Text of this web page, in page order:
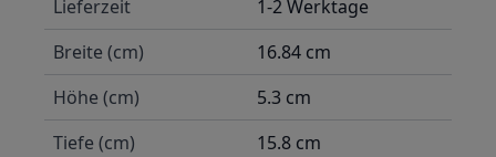
Lieferzeit
1-2 Werktage
Breite (cm)
16.84 cm
Höhe (cm)
5.3 cm
Tiefe (cm)
15.8 cm